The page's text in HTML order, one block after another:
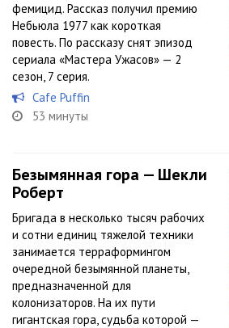
фемицид. Рассказ получил премию
Небьюла 1977 как короткая
повесть. По рассказу снят эпизод
сериала «Мастера Ужасов» — 2
сезон, 7 серия.
Cafe Puffin
53 минуты
Безымянная гора — Шекли
Роберт
Бригада в несколько тысяч рабочих
и сотни единиц тяжелой техники
занимается терраформингом
очередной безымянной планеты,
предназначенной для
колонизаторов. На их пути
гигантская гора, судьба которой —